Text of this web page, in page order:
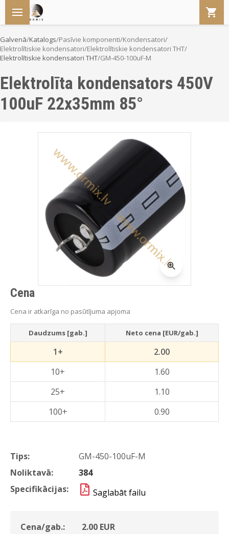
Galvenā/Katalogs/Pasīvie komponenti/Kondensatori/
Elektrolītiskie kondensatori/Elektrolītiskie kondensatori THT/
Elektrolītiskie kondensatori THT/GM-450-100uF-M
Elektrolīta kondensators 450V
100uF 22x35mm 85°
Tips:
GM-450-100uF-M
Noliktavā:
384
Specifikācijas:
Saglabāt failu
Cena/gab.: 2.00 EUR
Cena
Cena ir atkarīga no pasūtījuma apjoma
Daudzums [gab.] Neto cena [EUR/gab.]
1+
2.00
10+
1.60
25+
1.10
100+
0.90